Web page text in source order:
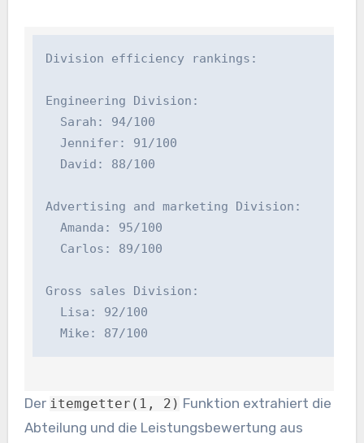
Division efficiency rankings:
Engineering Division:
  Sarah: 94/100
  Jennifer: 91/100
  David: 88/100
Advertising and marketing Division:
  Amanda: 95/100
  Carlos: 89/100
Gross sales Division:
  Lisa: 92/100
  Mike: 87/100
Der itemgetter(1, 2) Funktion extrahiert die
Abteilung und die Leistungsbewertung aus